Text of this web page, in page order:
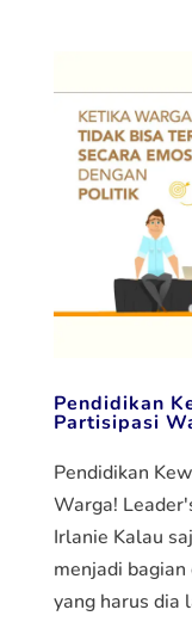
Pendidikan
Partisipasi
Pendidikan
Warga!
Irlanie Kalau
menjadi
yang harus dia